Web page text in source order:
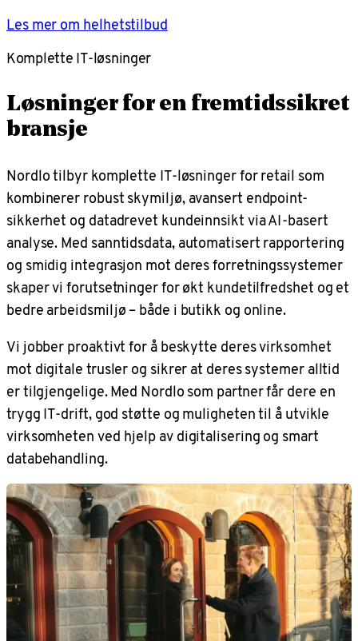
Les mer om helhetstilbud
Komplette IT-løsninger
Løsninger for en fremtidssikret
bransje
Nordlo tilbyr komplette IT-løsninger for retail som
kombinerer robust skymiljø, avansert endpoint-
sikkerhet og datadrevet kundeinnsikt via AI-basert
analyse. Med sanntidsdata, automatisert rapportering
og smidig integrasjon mot deres forretningssystemer
skaper vi forutsetninger for økt kundetilfredshet og et
bedre arbeidsmiljø – både i butikk og online.
Vi jobber proaktivt for å beskytte deres virksomhet
mot digitale trusler og sikrer at deres systemer alltid
er tilgjengelige. Med Nordlo som partner får dere en
trygg IT-drift, god støtte og muligheten til å utvikle
virksomheten ved hjelp av digitalisering og smart
databehandling.